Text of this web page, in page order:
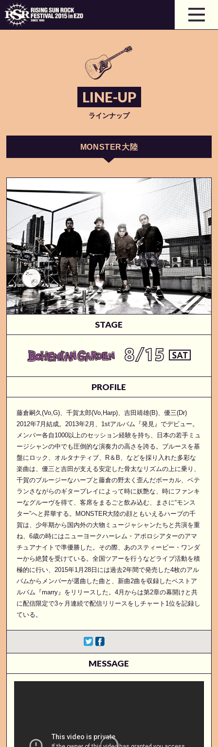
LINE-UP
ラインナップ
MONSTER大陸
STAGE
PROFILE
藤倉嗣久(Vo,G)、千賀太郎(Vo,Harp)、吉田靖雄(B)、優三(Dr)
2012年7月結成。2013年2月、1stアルバム『発見』でデビュー。
メンバー各自1000以上のセッション経験を持ち、日本の若手ミュ
ージシャンの中でも圧倒的な演奏力の高さを誇る。ブルースを基
盤にロック、オルタナティブ、R＆B、などを採り入れた多彩な
楽曲は、優三と吉田が支える安定した骨太なリズムの上に乗り、
千賀のブルージーなハープと藤倉の野太く歪んだボーカル、ベテ
ランさながらのギタープレイによって時に妖艶な、時にファンキ
ーなグルーヴを得て、客席をまるごと飲み込む、まさに“モンス
ター”へと昇華する。MONSTER大陸の顔ともいえるハープの千
賀は、少年期から国内外の大物ミュージャシャンたちと共演を重
ね、6歳の時にはニューヨークハーレム・アポロシアターのアマ
チュアナイトで準優勝した。その際、あのスティービー・ワンダ
ーから絶賛を受けている。全国ツアーを行うなどライブ活動を積
極的に行い、2015年1月28日には過去2年間で発売した4枚のアル
バムからメンバーが選曲した曲と、新曲2曲を収録したベストア
ルバム『marry』をリリースした。4月からは第2章の幕開けと共
に配信限定で3ヶ月連続で配信リリースをしチャート1位を記録し
ている。
MESSAGE